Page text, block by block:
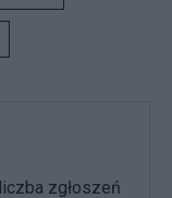
zgłoszeń